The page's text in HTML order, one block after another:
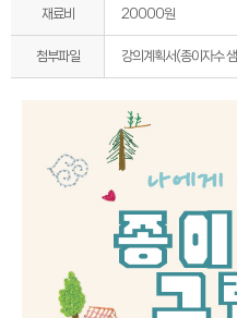
재료비 20000원
첨부파일 강의계획서(종이자수